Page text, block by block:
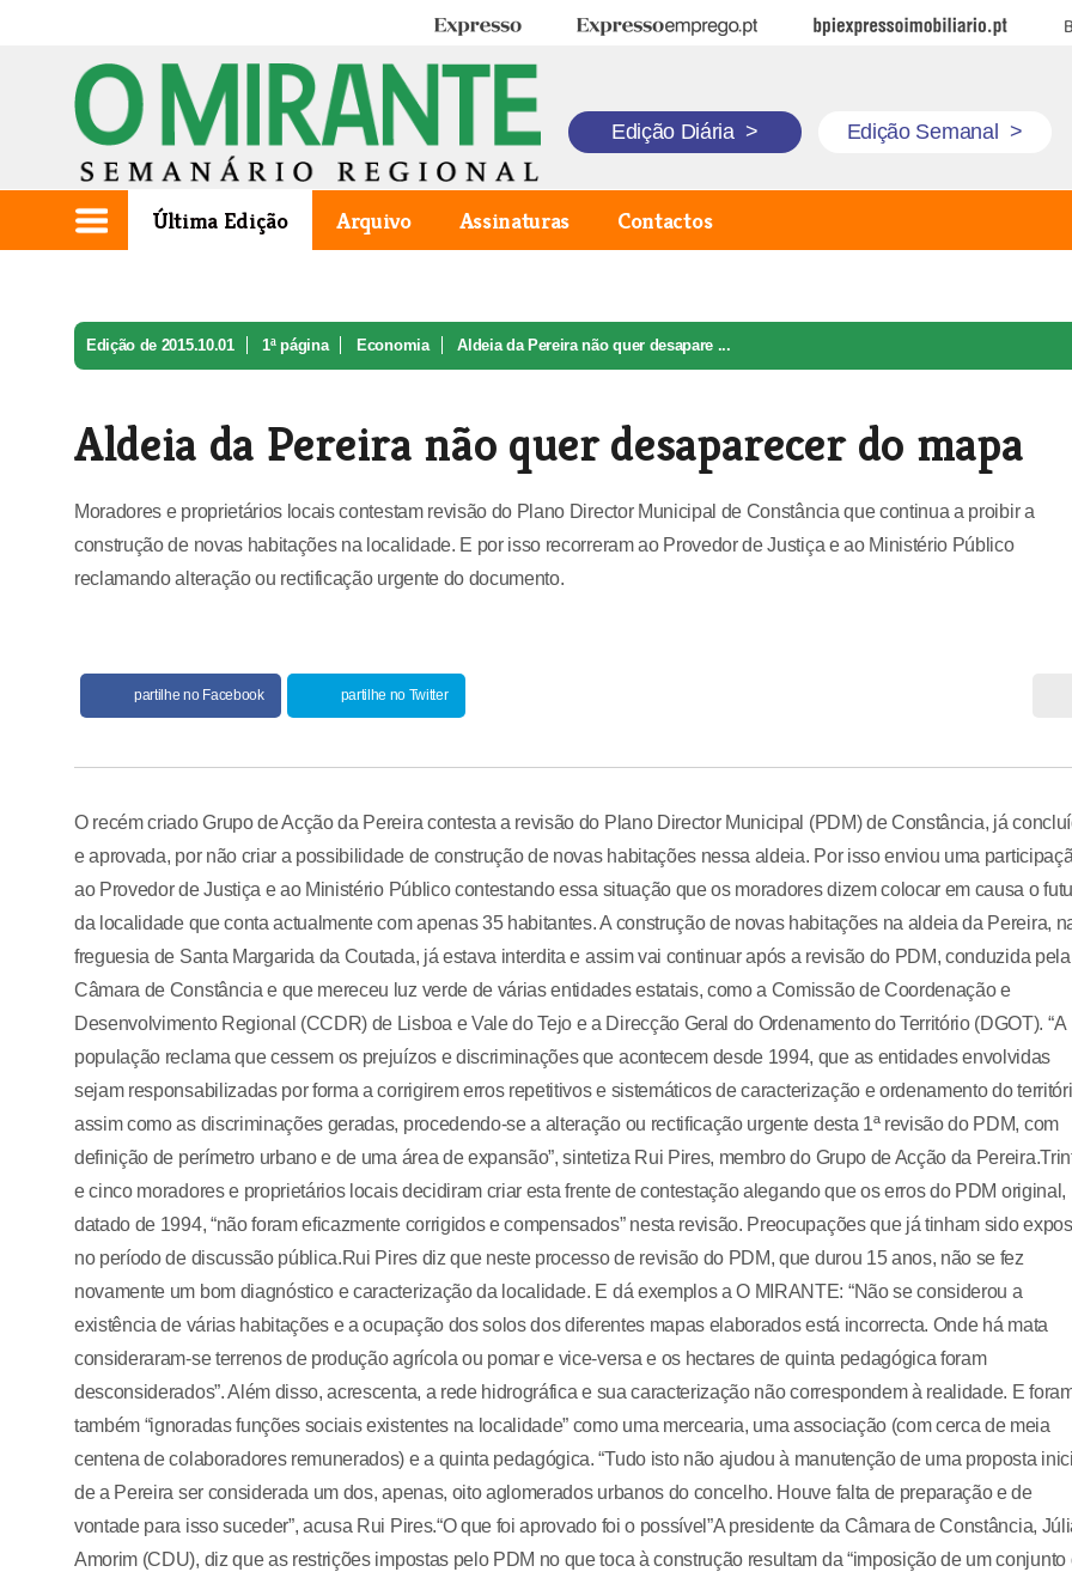
Expresso Expresso Emprego BPI Expresso Imobiliário
Edição Diária > Edição Semanal >
Última Edição Arquivo Assinaturas Contactos
Edição de 2015.10.01 1ª página Economia Aldeia da Pereira não quer desapare ...
Aldeia da Pereira não quer desaparecer do mapa
Moradores e proprietários locais contestam revisão do Plano Director Municipal de Constância que continua a proibir a
construção de novas habitações na localidade. E por isso recorreram ao Provedor de Justiça e ao Ministério Público
reclamando alteração ou rectificação urgente do documento.
partilhe no Facebook partilhe no Twitter
O recém criado Grupo de Acção da Pereira contesta a revisão do Plano Director Municipal (PDM) de Constância, já
e aprovada, por não criar a possibilidade de construção de novas habitações nessa aldeia. Por isso enviou uma
ao Provedor de Justiça e ao Ministério Público contestando essa situação que os moradores dizem colocar em causa o
da localidade que conta actualmente com apenas 35 habitantes. A construção de novas habitações na aldeia da Pereira,
freguesia de Santa Margarida da Coutada, já estava interdita e assim vai continuar após a revisão do PDM, conduzida pela
Câmara de Constância e que mereceu luz verde de várias entidades estatais, como a Comissão de Coordenação e
Desenvolvimento Regional (CCDR) de Lisboa e Vale do Tejo e a Direcção Geral do Ordenamento do Território (DGOT). “A
população reclama que cessem os prejuízos e discriminações que acontecem desde 1994, que as entidades envolvidas
sejam responsabilizadas por forma a corrigirem erros repetitivos e sistemáticos de caracterização e ordenamento do
assim como as discriminações geradas, procedendo-se a alteração ou rectificação urgente desta 1ª revisão do PDM, com
definição de perímetro urbano e de uma área de expansão”, sintetiza Rui Pires, membro do Grupo de Acção da
e cinco moradores e proprietários locais decidiram criar esta frente de contestação alegando que os erros do PDM original,
datado de 1994, “não foram eficazmente corrigidos e compensados” nesta revisão. Preocupações que já tinham sido
no período de discussão pública.Rui Pires diz que neste processo de revisão do PDM, que durou 15 anos, não se fez
novamente um bom diagnóstico e caracterização da localidade. E dá exemplos a O MIRANTE: “Não se considerou a
existência de várias habitações e a ocupação dos solos dos diferentes mapas elaborados está incorrecta. Onde há mata
consideraram-se terrenos de produção agrícola ou pomar e vice-versa e os hectares de quinta pedagógica foram
desconsiderados”. Além disso, acrescenta, a rede hidrográfica e sua caracterização não correspondem à realidade. E
também “ignoradas funções sociais existentes na localidade” como uma mercearia, uma associação (com cerca de meia
centena de colaboradores remunerados) e a quinta pedagógica. “Tudo isto não ajudou à manutenção de uma proposta
de a Pereira ser considerada um dos, apenas, oito aglomerados urbanos do concelho. Houve falta de preparação e de
vontade para isso suceder”, acusa Rui Pires.“O que foi aprovado foi o possível”A presidente da Câmara de Constância,
Amorim (CDU), diz que as restrições impostas pelo PDM no que toca à construção resultam da “imposição de um conjunto